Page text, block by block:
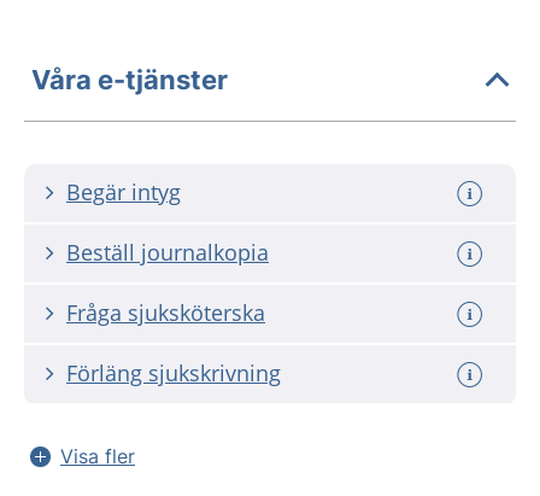
Våra e-tjänster
Begär intyg
Beställ journalkopia
Fråga sjuksköterska
Förläng sjukskrivning
Visa fler